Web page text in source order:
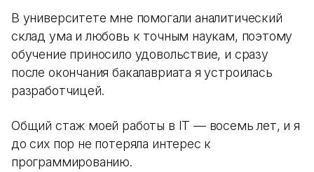
В университете мне помогали аналитический
склад ума и любовь к точным наукам, поэтому
обучение приносило удовольствие, и сразу
после окончания бакалавриата я устроилась
разработчицей.
Общий стаж моей работы в IT — восемь лет, и я
до сих пор не потеряла интерес к
программированию.